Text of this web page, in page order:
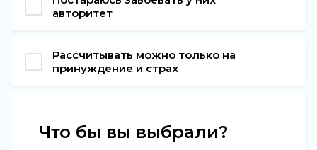
авторитет
Рассчитывать можно только на
принуждение и страх
Что бы вы выбрали?